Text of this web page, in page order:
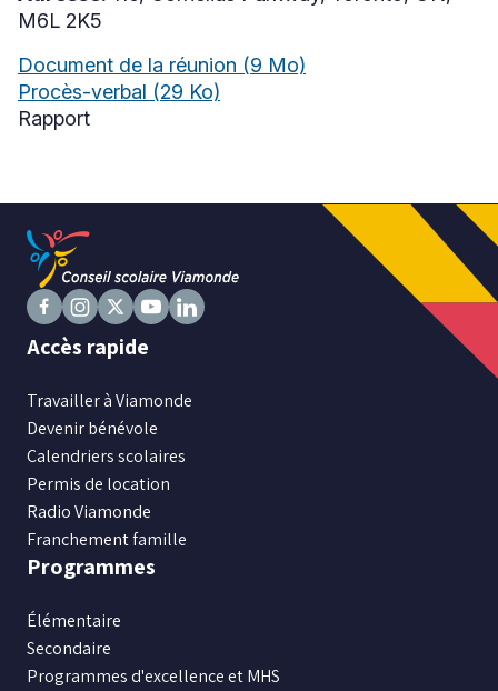
Niveau
Tous
RECHERCHER
M6L 2K5
Document de la réunion (9 Mo)
Procès-verbal (29 Ko)
Rapport
Suivez
sur
Facebook
Suivez
sur
Instagram
Suivez
nous
sur
X
Suivez
sur
Accès rapide
Travailler à Viamonde
Devenir bénévole
Calendriers scolaires
Permis de location
Radio Viamonde
Franchement famille
Programmes
Élémentaire
Secondaire
Programmes d'excellence et MHS